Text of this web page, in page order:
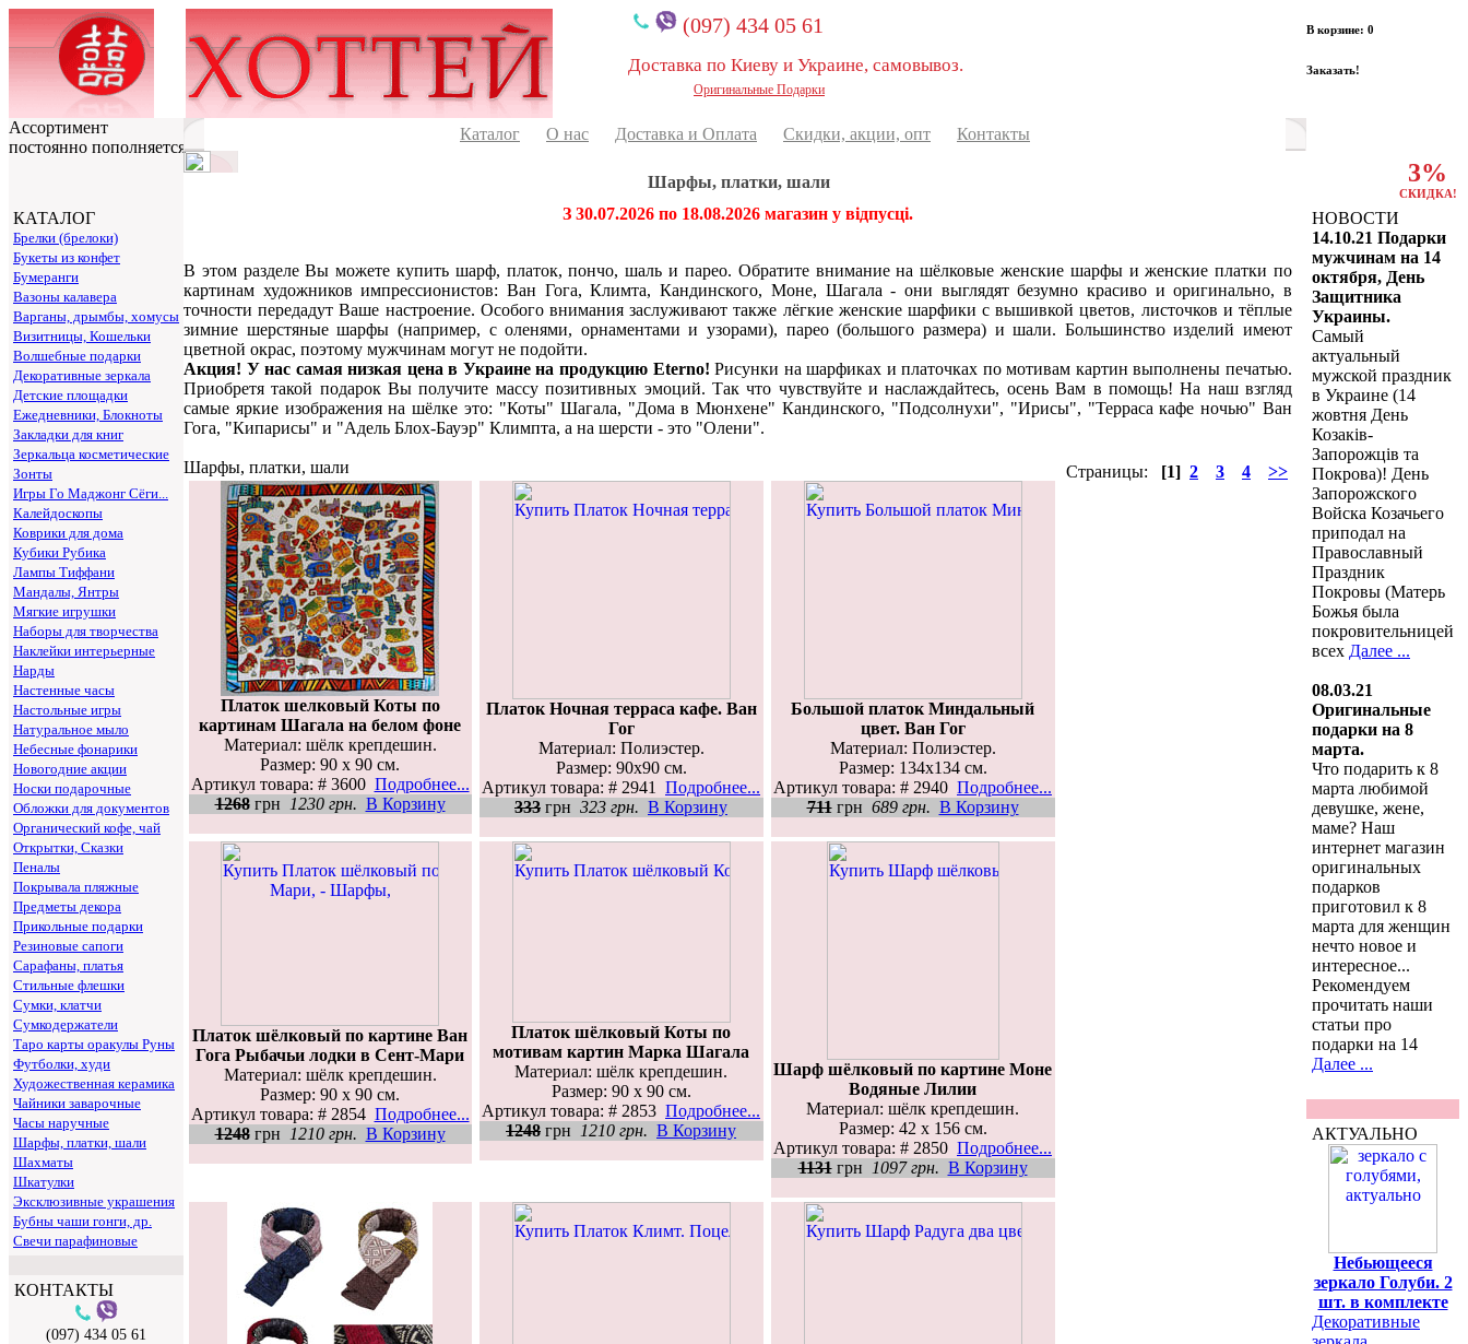
(097) 434 05 61
Доставка по Киеву и Украине, самовывоз.
Оригинальные Подарки
В корзине: 0
Заказать!
Ассортимент
постоянно пополняется
КАТАЛОГ
Брелки (брелоки)
Букеты из конфет
Бумеранги
Вазоны калавера
Варганы, дрымбы, хомусы
Визитницы, Кошельки
Волшебные подарки
Декоративные зеркала
Детские площадки
Ежедневники, Блокноты
Закладки для книг
Зеркальца косметические
Зонты
Игры Го Маджонг Сёги...
Калейдоскопы
Коврики для дома
Кубики Рубика
Лампы Тиффани
Мандалы, Янтры
Мягкие игрушки
Наборы для творчества
Наклейки интерьерные
Нарды
Настенные часы
Настольные игры
Натуральное мыло
Небесные фонарики
Новогодние акции
Носки подарочные
Обложки для документов
Органический кофе, чай
Открытки, Сказки
Пеналы
Покрывала пляжные
Предметы декора
Прикольные подарки
Резиновые сапоги
Сарафаны, платья
Стильные флешки
Сумки, клатчи
Сумкодержатели
Таро карты оракулы Руны
Футболки, худи
Художественная керамика
Чайники заварочные
Часы наручные
Шарфы, платки, шали
Шахматы
Шкатулки
Эксклюзивные украшения
Бубны чаши гонги, др.
Свечи парафиновые
КОНТАКТЫ
(097) 434 05 61
Каталог О нас Доставка и Оплата Скидки, акции, опт Контакты
Шарфы, платки, шали
З 30.07.2026 по 18.08.2026 магазин у відпусці.
В этом разделе Вы можете купить шарф, платок, пончо, шаль и парео. Обратите внимание на шёлковые женские шарфы и женские платки по
картинам художников импрессионистов: Ван Гога, Климта, Кандинского, Моне, Шагала - они выглядят безумно красиво и оригинально, в
точности передадут Ваше настроение. Особого внимания заслуживают также лёгкие женские шарфики с вышивкой цветов, листочков и тёплые
зимние шерстяные шарфы (например, с оленями, орнаментами и узорами), парео (большого размера) и шали. Большинство изделий имеют
цветной окрас, поэтому мужчинам могут не подойти.
Акция! У нас самая низкая цена в Украине на продукцию Eterno! Рисунки на шарфиках и платочках по мотивам картин выполнены печатью.
Приобретя такой подарок Вы получите массу позитивных эмоций. Так что чувствуйте и наслаждайтесь, осень Вам в помощь! На наш взгляд
самые яркие изображения на шёлке это: "Коты" Шагала, "Дома в Мюнхене" Кандинского, "Подсолнухи", "Ирисы", "Терраса кафе ночью" Ван
Гога, "Кипарисы" и "Адель Блох-Бауэр" Климпта, а на шерсти - это "Олени".
Шарфы, платки, шали Страницы: [1] 2 3 4 >>
Платок шелковый Коты по
картинам Шагала на белом фоне
Материал: шёлк крепдешин.
Размер: 90 х 90 см.
Артикул товара: # 3600 Подробнее...
1268грн 1230 грн. В Корзину
Платок Ночная терраса кафе. Ван
Гог
Материал: Полиэстер.
Размер: 90х90 см.
Артикул товара: # 2941 Подробнее...
333 грн 323 грн. В Корзину
Большой платок Миндальный
цвет. Ван Гог
Материал: Полиэстер.
Размер: 134х134 см.
Артикул товара: # 2940 Подробнее...
711грн 689 грн. В Корзину
Платок шёлковый по картине Ван
Гога Рыбачьи лодки в Сент-Мари
Материал: шёлк крепдешин.
Размер: 90 х 90 см.
Артикул товара: # 2854 Подробнее...
1248грн 1210 грн. В Корзину
Платок шёлковый Коты по
мотивам картин Марка Шагала
Материал: шёлк крепдешин.
Размер: 90 х 90 см.
Артикул товара: # 2853 Подробнее...
1248 грн 1210 грн. В Корзину
Шарф шёлковый по картине Моне
Водяные Лилии
Материал: шёлк крепдешин.
Размер: 42 х 156 см.
Артикул товара: # 2850 Подробнее...
1131грн 1097 грн. В Корзину
3%
СКИДКА!
НОВОСТИ
14.10.21 Подарки
мужчинам на 14
октября, День
Защитника
Украины.
Самый
актуальный
мужской праздник
в Украине (14
жовтня День
Козаків-
Запорожців та
Покрова)! День
Запорожского
Войска Козачьего
приподал на
Православный
Праздник
Покровы (Матерь
Божья была
покровительницей
всех Далее ...
08.03.21
Оригинальные
подарки на 8
марта.
Что подарить к 8
марта любимой
девушке, жене,
маме? Наш
интернет магазин
оригинальных
подарков
приготовил к 8
марта для женщин
нечто новое и
интересное...
Рекомендуем
прочитать наши
статьи про
подарки на 14
Далее ...
АКТУАЛЬНО
Небьющееся
зеркало Голуби. 2
шт. в комплекте
Декоративные